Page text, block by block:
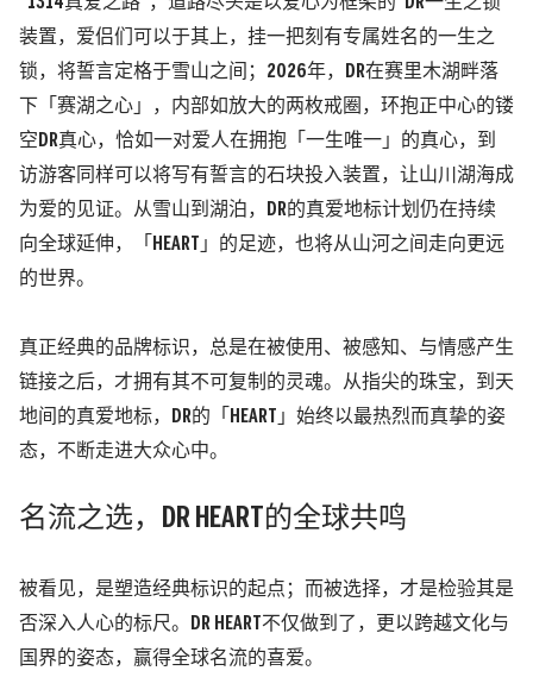
装置 ，爱侣们可以于其上，挂一把刻有专属姓名的一生之
锁，将誓言定格于雪山之间； 2026年，DR在赛里木湖畔落
下
「赛湖之心」
，内部如放大的两枚戒圈，环抱正中心的镂
空 DR真心，恰如一对爱人在拥抱「一生唯一」的真心，到
访游客同样可以将写有誓言的石块投入装置，让山川湖海成
为爱的见证。从雪山到湖泊，DR的真爱地标计划仍在持续
向全球延伸，「HEART」的足迹，也将从山河之间走向更远
的世界。
真正经典的品牌标识，总是在被使用、被感知、与情感产生
链接之后，才拥有其不可复制的灵魂。从指尖的珠宝，到天
地间的真爱地标，
DR的「HEART」始终以最热烈而真挚的姿
态，不断走进大众心中。
名流之选， DR HEART的全球共鸣
被看见，是塑造经典标识的起点；而被选择，才是检验其是
否深入人心的标尺。
DR HEART不仅做到了，更以跨越文化与
国界的姿态，赢得全球名流的喜爱。